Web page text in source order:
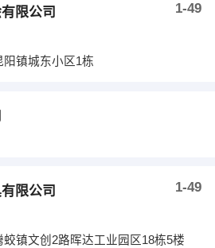
限公司 1-49
镇城东小区1栋
限公司 1-49
镇文创2路晖达工业园区18栋5楼